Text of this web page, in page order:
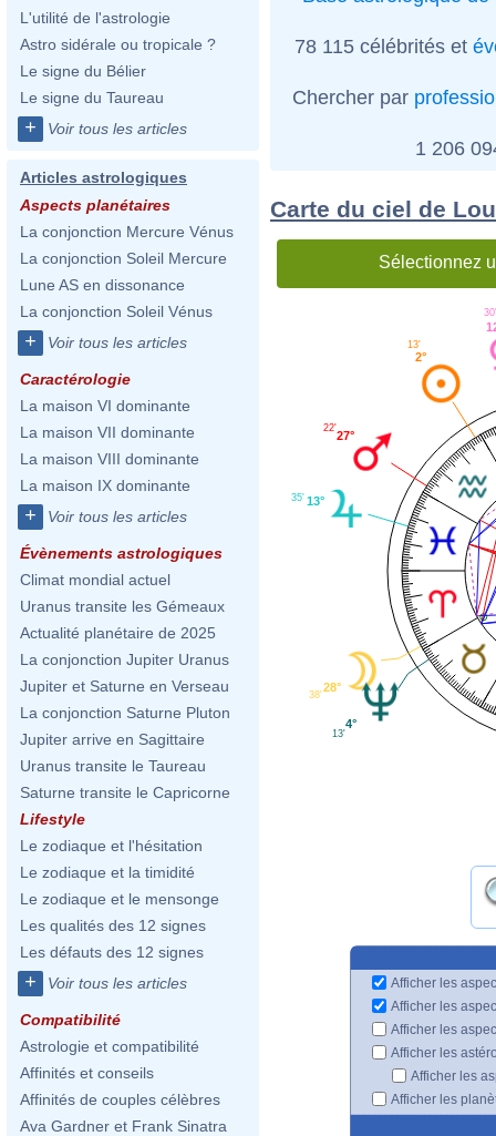
L'utilité de l'astrologie
Astro sidérale ou tropicale ?
Le signe du Bélier
Le signe du Taureau
+ Voir tous les articles
Articles astrologiques
Aspects planétaires
La conjonction Mercure Vénus
La conjonction Soleil Mercure
Lune AS en dissonance
La conjonction Soleil Vénus
+ Voir tous les articles
Caractérologie
La maison VI dominante
La maison VII dominante
La maison VIII dominante
La maison IX dominante
+ Voir tous les articles
Évènements astrologiques
Climat mondial actuel
Uranus transite les Gémeaux
Actualité planétaire de 2025
La conjonction Jupiter Uranus
Jupiter et Saturne en Verseau
La conjonction Saturne Pluton
Jupiter arrive en Sagittaire
Uranus transite le Taureau
Saturne transite le Capricorne
Lifestyle
Le zodiaque et l'hésitation
Le zodiaque et la timidité
Le zodiaque et le mensonge
Les qualités des 12 signes
Les défauts des 12 signes
+ Voir tous les articles
Compatibilité
Astrologie et compatibilité
Affinités et conseils
Affinités de couples célèbres
Ava Gardner et Frank Sinatra
78 115 célébrités et
Chercher par
1 206
Carte du ciel de
Sélectionnez
30'
2°
13'
27°
22'
13°
35'
28°
38'
4°
13'
Afficher les
Afficher les
Afficher les
Afficher les
Afficher les
Afficher les